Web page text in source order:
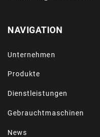
NAVIGATION
Unternehmen
Produkte
Dienstleistungen
Gebrauchtmaschinen
News